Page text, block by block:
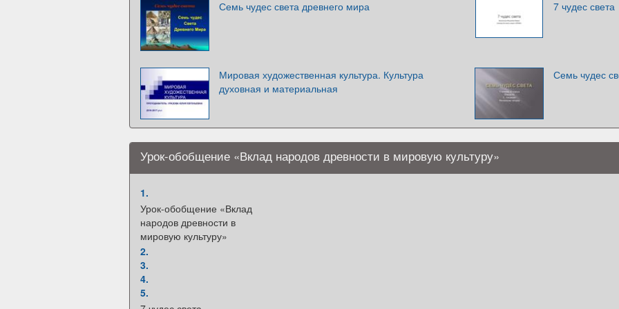
Семь чудес света древнего мира 7 чудес света
Мировая художественная культура. Культура
духовная и материальная
Семь чудес
Урок-обобщение «Вклад народов древности в мировую культуру»
1.
Урок-обобщение «Вклад
народов древности в
мировую культуру»
2.
3.
4.
5.